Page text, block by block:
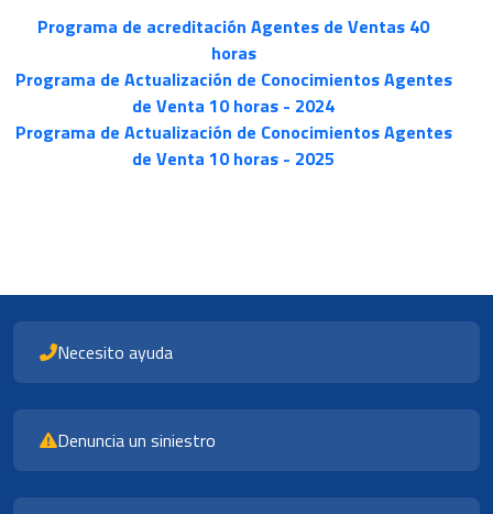
Programa de acreditación Agentes de Ventas 40
horas
Programa de Actualización de Conocimientos Agentes
de Venta 10 horas - 2024
Programa de Actualización de Conocimientos Agentes
de Venta 10 horas - 2025
Necesito ayuda
Denuncia un siniestro